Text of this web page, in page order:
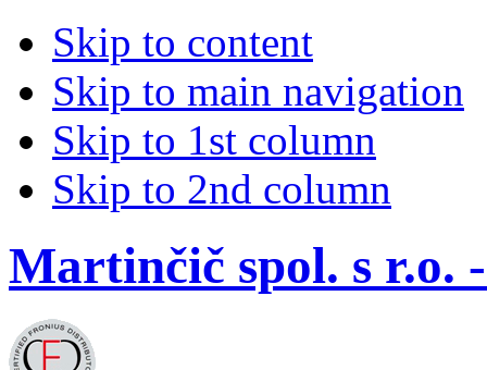
Skip to content
Skip to main navigation
Skip to 1st column
Skip to 2nd column
Martinčič spol. s r.o.